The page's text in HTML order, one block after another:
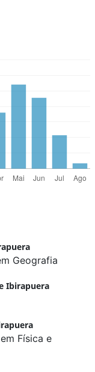
Geografia
Ibirapuera
Física e